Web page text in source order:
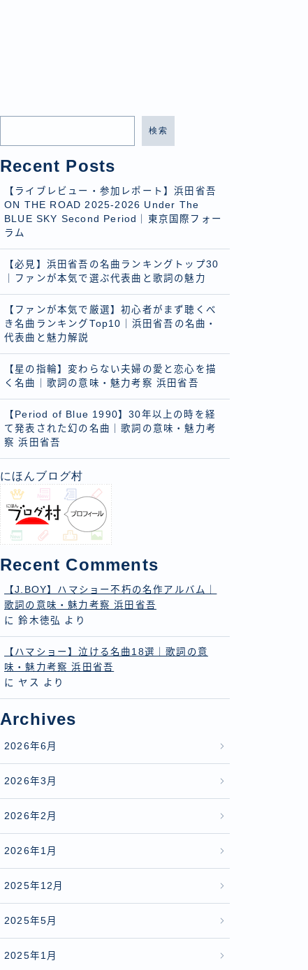
検索
Recent Posts
【ライブレビュー・参加レポート】浜田省吾
ON THE ROAD 2025-2026 Under The
BLUE SKY Second Period｜東京国際フォー
ラム
【必見】浜田省吾の名曲ランキングトップ30
｜ファンが本気で選ぶ代表曲と歌詞の魅力
【ファンが本気で厳選】初心者がまず聴くべ
き名曲ランキングTop10｜浜田省吾の名曲・
代表曲と魅力解説
【星の指輪】変わらない夫婦の愛と恋心を描
く名曲｜歌詞の意味・魅力考察 浜田省吾
【Period of Blue 1990】30年以上の時を経
て発表された幻の名曲｜歌詞の意味・魅力考
察 浜田省吾
にほんブログ村
Recent Comments
【J.BOY】ハマショー不朽の名作アルバム｜
歌詞の意味・魅力考察 浜田省吾
に鈴木徳弘 より
【ハマショー】泣ける名曲18選｜歌詞の意
味・魅力考察 浜田省吾
に ヤス より
Archives
2026年6月
2026年3月
2026年2月
2026年1月
2025年12月
2025年5月
2025年1月